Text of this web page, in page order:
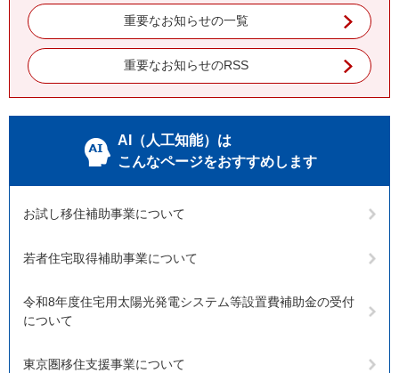
重要なお知らせの一覧
重要なお知らせのRSS
AI（人工知能）は
こんなページをおすすめします
お試し移住補助事業について
若者住宅取得補助事業について
令和8年度住宅用太陽光発電システム等設置費補助金の受付
について
東京圏移住支援事業について